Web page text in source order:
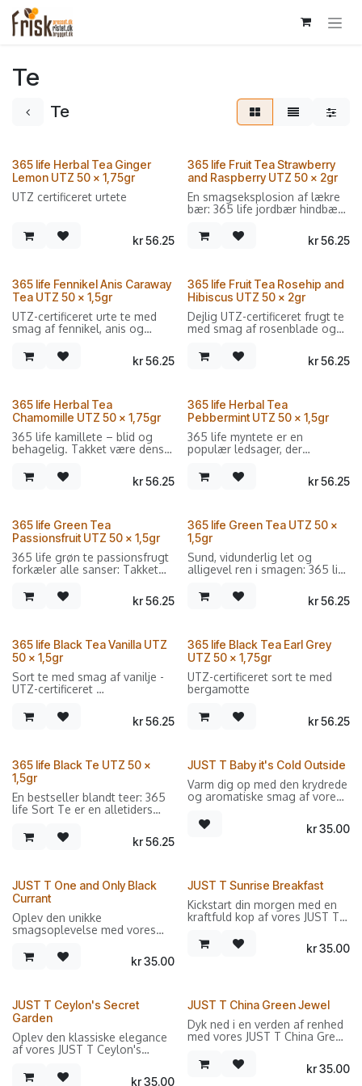
Skip to Content
Te
Te
365 life Herbal Tea Ginger
Lemon UTZ 50 x 1,75gr
UTZ certificeret urtete
kr56.25
365 life Fruit Tea Strawberry
and Raspberry UTZ 50 x 2gr
En smagseksplosion af lækre
bær: 365 life jordbær hindbær
feinschmeckere, unge og
gamle, takket være den
Sælges i forpakninger med 50
dobbeltkammer breve.
kr56.25
365 life Fennikel Anis Caraway
Tea UTZ 50 x 1,5gr
UTZ-certificeret urte te med
smag af fennikel, anis og
Sælges i forpakninger med 50
kr56.25
365 life Fruit Tea Rosehip and
Hibiscus UTZ 50 x 2gr
Dejlig UTZ-certificeret frugt te
med smag af rosenblade og
Sælges i forpakninger med 50
kr56.25
365 life Herbal Tea
Chamomille UTZ 50 x 1,75gr
365 life kamillete – blid og
behagelig. Takket være dens
beroligende evner hører den
til i enhver velassorteretkr56.25
365 life Herbal Tea
Pebbermint UTZ 50 x 1,5gr
365 life myntete er en
populær ledsager, der
på varme og kolde dage
takket være naturlig mentol.
kr56.25
365 life Green Tea
Passionsfruit UTZ 50 x 1,5gr
365 life grøn te passionsfrugt
forkæler alle sanser: Takket
friske smag af moden
passionsfrugt imponerer den
kr56.25
365 life Green Tea UTZ 50 x
1,5gr
Sund, vidunderlig let og
alligevel ren i smagen: 365 life
drink til alle teelskere, der
nyder fine, elegante noter og
Sælges i forpakninger med 50
dobbeltkammer breve.
kr56.25
365 life Black Tea Vanilla UTZ
50 x 1,5gr
Sort te med smag af vanilje -
UTZ-certificeret
Sælges i forpakninger med 50
dobbeltkammer breve.
kr56.25
365 life Black Tea Earl Grey
UTZ 50 x 1,75gr
UTZ-certificeret sort te med
bergamotte
kr56.25
365 life Black Te UTZ 50 x
1,5gr
En bestseller blandt teer: 365
life Sort Te er en alletiders
eller sukker passer den til
forskellige typer
kr56.25
JUST T Baby it's Cold Outside
Varm dig op med den krydrede
og aromatiske smag af vores
Denne økologiske sorte te
kombinerer nelliker og
kolde dage. Ideel til dem, der
søger en varm og trøstende
te.
te, nelliker, appelsin
appelsinfinish
JUST T Baby it's Cold Outside
er den perfekte te til at skabe
uanset hvor kold dagen måtte
kr35.00
JUST T One and Only Black
Currant
Oplev den unikke
smagsoplevelse med vores
Currant. Denne økologiske
hvide te er smukt kombineret
perfekt til enhver tid på dagen.
Ideel til dem, der søger en let
og forfriskende teoplevelse.
- Ingredienser: Økologisk hvid
kr35.00
JUST T Sunrise Breakfast
Kickstart din morgen med en
kraftfuld kop af vores JUST T
økologiske sorte te er lavet af
Assam Highgrown teblade, der
opkvikkende start på dagen.
- Ingredienser: Økologisk sort
te fra Assam Highgrown
- Smagsprofil: Fyldig og robust
med en dyb og malty smag
kr35.00
JUST T Ceylon's Secret
Garden
Oplev den klassiske elegance
af vores JUST T Ceylon's
økologiske sorte te fra Uva-
kr35.00
JUST T China Green Jewel
Dyk ned i en verden af renhed
med vores JUST T China Green
grønne te er lavet af de
fineste Yunnan-teblade, der
kr35.00